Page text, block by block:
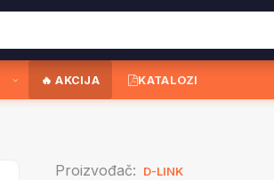
🔥 AKCIJA KATALOZI
Proizvođač: D-LINK